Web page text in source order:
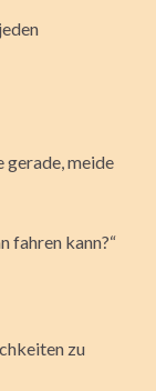
gerade, meide
fahren kann?“
zu